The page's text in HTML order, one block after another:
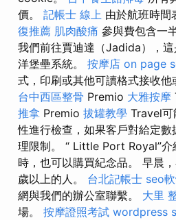
價。 記帳士 線上 由於航班時間
復推薦 肌肉酸痛 參與費包含一
我們前往賈迪達（Jadida），
洋堡壘系統。 按摩店 on page
式，印刷或其他可讀格式接收
台中西區整骨 Premio 大雅按摩
推拿 Premio 拔罐教學 Travel可
性進行檢查，如果客戶對給定數
理限制。 “ Little Port Royal”介
時，也可以購買紀念品。 早晨
歲以上的人。 台北記帳士 seo
網與我們的辦公室聯繫。 大里
場。 按摩證照考試 wordpress